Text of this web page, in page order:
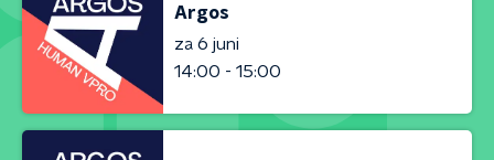
Argos
za 6 juni
14:00 - 15:00